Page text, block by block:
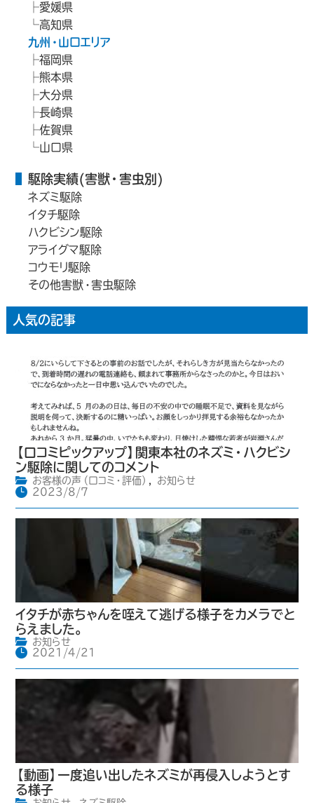
愛媛県
高知県
九州・山口エリア
福岡県
熊本県
大分県
長崎県
佐賀県
山口県
駆除実績(害獣・害虫別)
ネズミ駆除
イタチ駆除
ハクビシン駆除
アライグマ駆除
コウモリ駆除
その他害獣・害虫駆除
人気の記事
【口コミピックアップ】関東本社のネズミ・ハクビシ
ン駆除に関してのコメント
お客様の声（口コミ・評価） ,
お知らせ
2023/8/7
イタチが赤ちゃんを咥えて逃げる様子をカメラでと
らえました。
お知らせ
2021/4/21
【動画】一度追い出したネズミが再侵入しようとす
る様子